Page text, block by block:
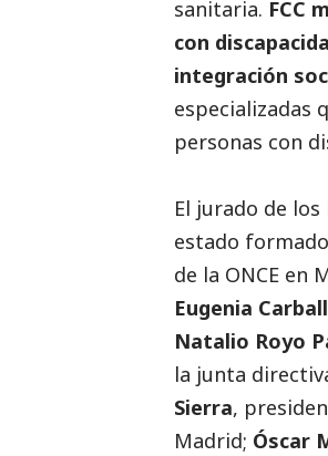
sanitaria. FCC
con
integración
especializadas
personas con
El jurado de
estado
de la ONCE en
Eugenia
Natalio Royo
la junta
Sierra,
Madrid; Óscar